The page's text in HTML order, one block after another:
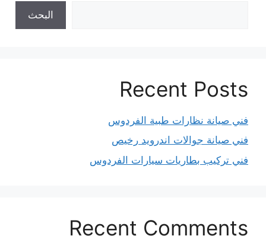
البحث
Recent Posts
فني صيانة نظارات طبية الفردوس
فني صيانة جوالات اندرويد رخيص
فني تركيب بطاريات سيارات الفردوس
Recent Comments